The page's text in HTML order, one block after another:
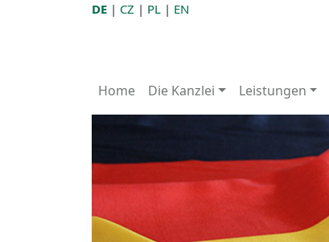
DE | CZ | PL | EN
Home Die Kanzlei Leistungen